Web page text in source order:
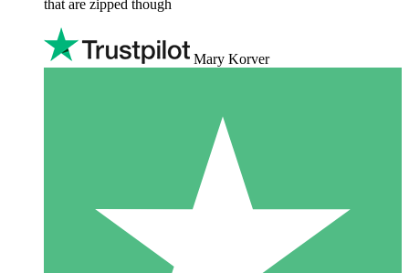
that are zipped though
Mary Korver